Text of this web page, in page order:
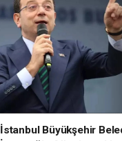
İstanbul Büyükşehir